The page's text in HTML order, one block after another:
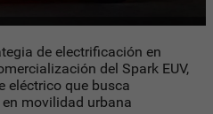
de electrificación en
del Spark EUV,
eléctrico que busca
movilidad urbana